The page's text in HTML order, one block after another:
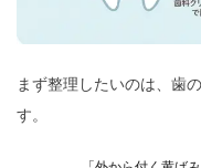
まず整理したいのは、歯
す。